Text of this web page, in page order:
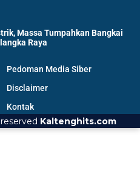
Massa Tumpahkan Bangkai
Raya
Pedoman Media Siber
Disclaimer
Kontak
Kaltenghits.com